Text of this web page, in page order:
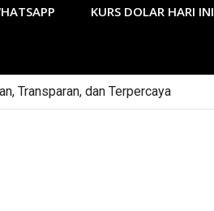
KURS DOLAR HARI INI
Transparan, dan Terpercaya